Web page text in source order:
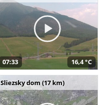
07:33 16,4 °C
Sliezsky dom (17 km)